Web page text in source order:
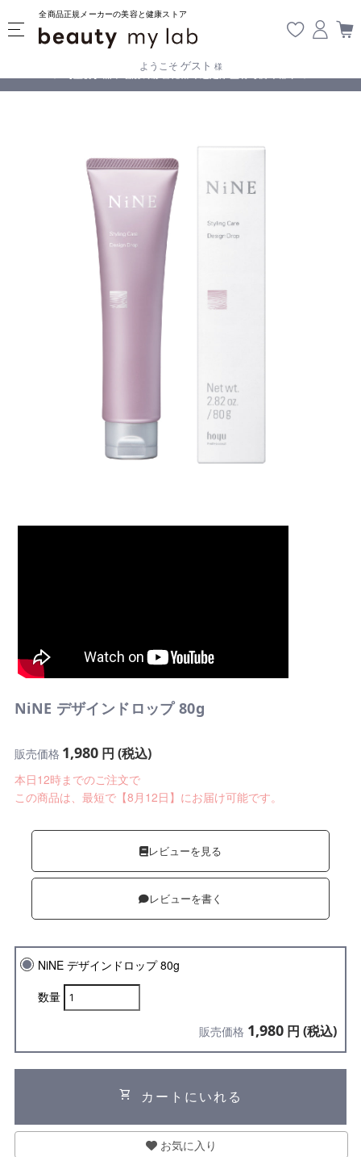
全商品正規メーカーの美容と健康ストア
ようこそ ゲスト 様
【重要】熊本地震の影響により遅延が生じております
NiNE デザインドロップ 80g
販売価格 1,980円 (税込)
本日12時までのご注文で
この商品は、最短で【8月12日】にお届け可能です。
レビューを見る
レビューを書く
NiNE デザインドロップ 80g
数量
販売価格 1,980 円 (税込)
shopping_cart カートにいれる
お気に入り